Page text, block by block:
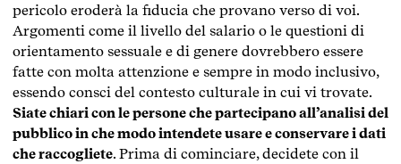
pericolo eroderà la fiducia che provano verso di voi.
Argomenti come il livello del salario o le questioni di
orientamento sessuale e di genere dovrebbero essere
fatte con molta attenzione e sempre in modo inclusivo,
essendo consci del contesto culturale in cui vi trovate.
Siate chiari con le persone che partecipano all’analisi del
pubblico in che modo intendete usare e conservare i dati
che raccogliete. Prima di cominciare, decidete con il